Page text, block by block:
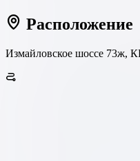
Расположение
Измайловское шоссе 73ж,